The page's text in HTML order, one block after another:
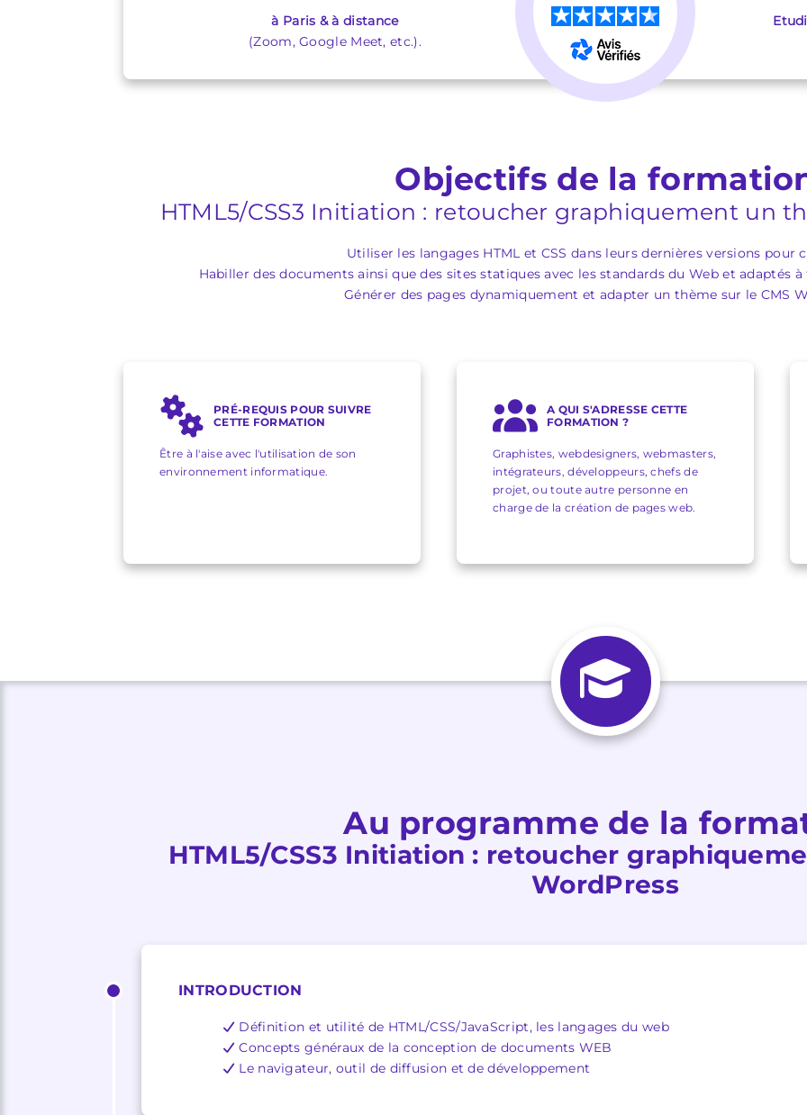
à Paris & à distance
(Zoom, Google Meet, etc.).
★★★★★
Objectifs de la
HTML5/CSS3 Initiation : retoucher graphiquement un
Utiliser les langages HTML et CSS dans leurs dernières versions pour
Habiller des documents ainsi que des sites statiques avec les standards du Web et adaptés
Générer des pages dynamiquement et adapter un thème sur le CMS
PRÉ-REQUIS POUR SUIVRE
CETTE FORMATION
Être à l'aise avec l'utilisation de son
environnement informatique.
A QUI S'ADRESSE CETTE
FORMATION ?
Graphistes, webdesigners, webmasters,
intégrateurs, développeurs, chefs de
projet, ou toute autre personne en
charge de la création de pages web.
Au programme de la
HTML5/CSS3 Initiation : retoucher
WordPress
INTRODUCTION
Définition et utilité de HTML/CSS/JavaScript, les langages du web
Concepts généraux de la conception de documents WEB
Le navigateur, outil de diffusion et de développement